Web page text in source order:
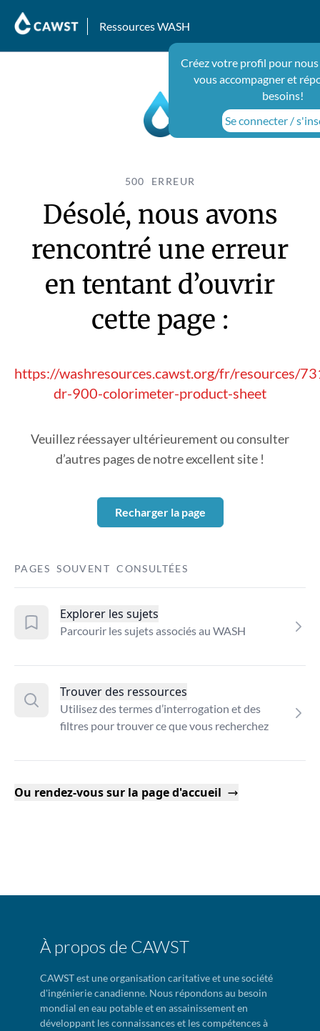
Ressources WASH
Créez votre profil pour
vous accompagner et
besoins!
Se connecter /
500 ERREUR
Désolé, nous avons
rencontré une erreur
en tentant d’ouvrir
cette page :
https://washresources.cawst.org/fr/resources/
dr-900-colorimeter-product-sheet
Veuillez réessayer ultérieurement ou consulter
d’autres pages de notre excellent site !
Recharger la page
PAGES SOUVENT CONSULTÉES
Explorer les sujets
Parcourir les sujets associés au WASH
Trouver des ressources
Utilisez des termes d’interrogation et des
filtres pour trouver ce que vous recherchez
Ou rendez-vous sur la page d'accueil
À propos de CAWST
CAWST est une organisation caritative et une société
d'ingénierie canadienne. Nous répondons au besoin
mondial en eau potable et en assainissement en
développant les connaissances et les compétences à